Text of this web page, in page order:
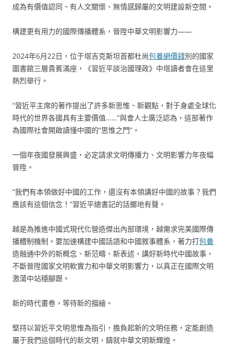
成為有價值認同、有人文關懷、無情感歸屬的文明建設新空間。
構建更有用力的國際傳播體系，晉陞中華文明影響力——
2024年6月22日，位于塔吉克斯坦首都杜尚包養網價錢別的國家
圖書館三層貴賓滿座，《習近平談治國理政》中塔讀者會在這里
熱烈舉行。
“習近平主席的著作提出了許多新思惟、新觀點，對于身處全球化
時代的世界各國具有主要價值……”與會人士廣泛認為，這部著作
為國際社會開啟讀懂中國的“思惟之門”。
一個年夜國發展興盛，必定請求文明傳播力、文明影響力年夜幅
晉陞。
“我們有本領做好中國的工作，還沒有本領講好中國的故事？我們
應該有這個信念！”習近平總書記的話擲地有聲。
越是為推進中國式現代化營造傑出內部環境，越需求完美國際傳
播體制機制。要加速構建中國話語和中國敘事體系，著力打包養
造融通中外的新概念、新范疇、新表述，講好新時代中國故事，
不斷晉陞國家文明軟實力和中華文明影響力，以真正在國際文明
激蕩中站穩腳跟。
新的時代畫卷，等待新的描繪。
堅持以習近平文明思惟為指引，擔負起新的文明任務，定能創造
屬于我們這個時代的新文明，鑄就中華文明新輝煌。